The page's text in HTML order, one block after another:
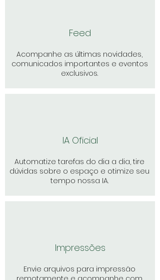
Feed
Acompanhe as últimas novidades,
comunicados importantes e eventos
exclusivos.
IA Oficial
Automatize tarefas do dia a dia, tire
dúvidas sobre o espaço e otimize seu
tempo nossa IA.
Impressões
Envie arquivos para impressão